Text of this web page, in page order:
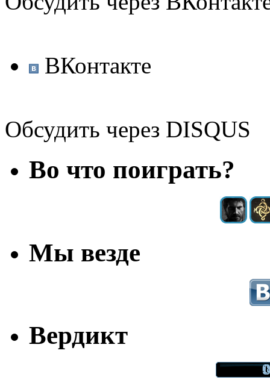
ВКонтакте
Обсудить через DISQUS
Во что поиграть?
Мы везде
Вердикт